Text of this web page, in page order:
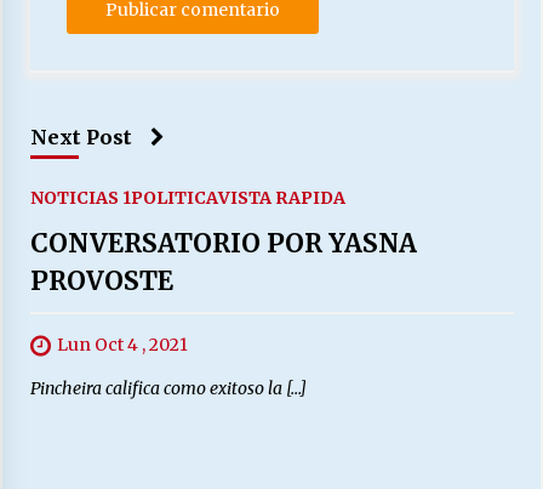
Next Post
NOTICIAS 1POLITICAVISTA RAPIDA
CONVERSATORIO POR YASNA
PROVOSTE
Lun Oct 4 , 2021
Pincheira califica como exitoso la […]